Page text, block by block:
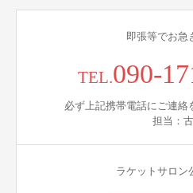
即張等でお急
TEL.090-
必ず上記携帯電話にご連絡
担当：古
ラケットサロン